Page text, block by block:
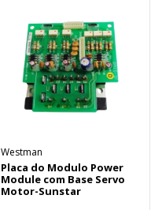
Westman
Placa do Modulo Power
Module com Base Servo
Motor-Sunstar